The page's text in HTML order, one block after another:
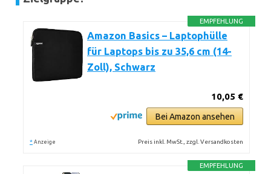
EMPFEHLUNG
Amazon Basics – Laptophülle
für Laptops bis zu 35,6 cm (14-
Zoll), Schwarz
10,05 €
Bei Amazon ansehen
* Anzeige Preis inkl. MwSt., zzgl. Versandkosten
EMPFEHLUNG